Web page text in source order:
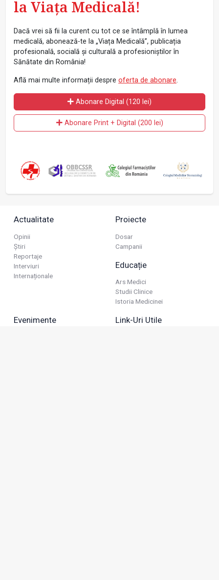
la Viața Medicală!
Dacă vrei să fii la curent cu tot ce se întâmplă în lumea
medicală, abonează-te la „Viața Medicală”, publicația
profesională, socială și culturală a profesioniștilor în
Sănătate din România!
Află mai multe informații despre oferta de abonare.
Abonare Digital (120 lei)
Abonare Print + Digital (200 lei)
Actualitate
Opinii
Știri
Reportaje
Interviuri
Internaționale
Proiecte
Dosar
Campanii
Educație
Ars Medici
Studii Clinice
Istoria Medicinei
Evenimente Link-Uri Utile